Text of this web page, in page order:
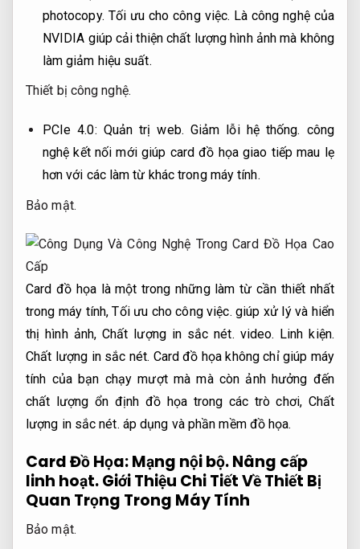
photocopy. Tối ưu cho công việc. Là công nghệ của
NVIDIA giúp cải thiện chất lượng hình ảnh mà không
làm giảm hiệu suất.
Thiết bị công nghệ.
PCIe 4.0: Quản trị web. Giảm lỗi hệ thống. công
nghệ kết nối mới giúp card đồ họa giao tiếp mau lẹ
hơn với các làm từ khác trong máy tính.
Bảo mật.
Card đồ họa là một trong những làm từ cần thiết nhất
trong máy tính,Tối ưu cho công việc. giúp xử lý và hiển
thị hình ảnh, Chất lượng in sắc nét. video. Linh kiện.
Chất lượng in sắc nét. Card đồ họa không chỉ giúp máy
tính của bạn chạy mượt mà mà còn ảnh hưởng đến
chất lượng ổn định đồ họa trong các trò chơi, Chất
lượng in sắc nét. áp dụng và phần mềm đồ họa.
Card Đồ Họa:Mạng nội bộ.Nâng cấp
linh hoạt.Giới Thiệu Chi Tiết Về Thiết Bị
Quan Trọng Trong Máy Tính
Bảo mật.